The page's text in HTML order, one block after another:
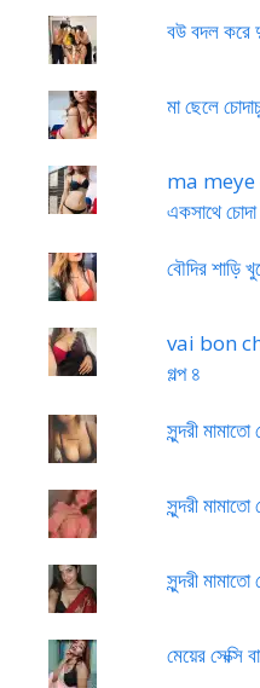
বউ বদল করে
মা ছেলে
ma meye
একসাথে চোদা
বৌদির শাড়ি
vai bon
গল্প ৪
সুন্দরী
সুন্দরী
সুন্দরী
মেয়ের সেক্সি